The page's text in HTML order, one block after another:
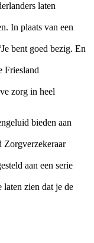
laten
In plaats van een
bent goed bezig. En
Friesland
zorg in heel
bieden aan
Zorgverzekeraar
aan een serie
laten zien dat je de